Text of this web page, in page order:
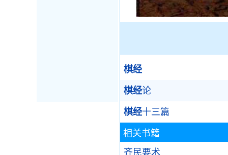
棋经
棋经论
棋经十三篇
相关书籍
齐民要术